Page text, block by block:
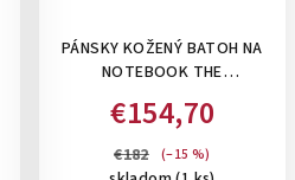
PÁNSKY KOŽENÝ BATOH NA
NOTEBOOK THE
KOŇAKOVÝ
€154,70
€182 (–15 %)